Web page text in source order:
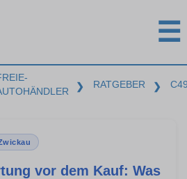
☰
❯ RATGEBER ❯
vor dem Kauf: Was